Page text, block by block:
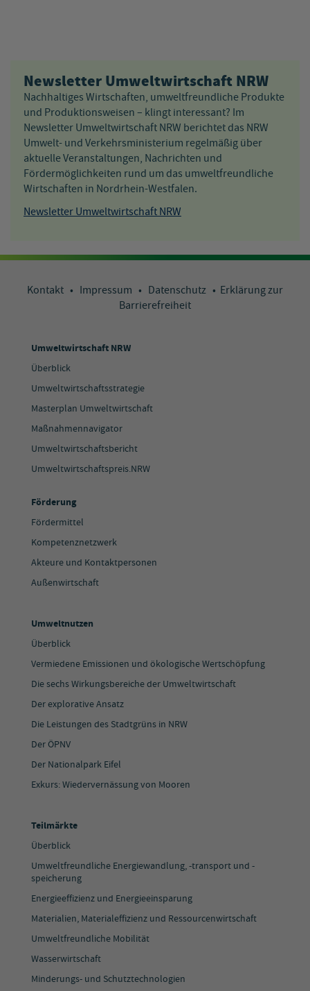
Newsletter Umweltwirtschaft NRW
Nachhaltiges Wirtschaften, umweltfreundliche Produkte
und Produktionsweisen – klingt interessant? Im
Newsletter Umweltwirtschaft NRW berichtet das NRW
Umwelt- und Verkehrsministerium regelmäßig über
aktuelle Veranstaltungen, Nachrichten und
Fördermöglichkeiten rund um das umweltfreundliche
Wirtschaften in Nordrhein-Westfalen.
Newsletter Umweltwirtschaft NRW
Kontakt • Impressum • Datenschutz • Erklärung zur
Barrierefreiheit
Umweltwirtschaft NRW
Überblick
Umweltwirtschaftsstrategie
Masterplan Umweltwirtschaft
Maßnahmennavigator
Umweltwirtschaftsbericht
Umweltwirtschaftspreis.NRW
Förderung
Fördermittel
Kompetenznetzwerk
Akteure und Kontaktpersonen
Außenwirtschaft
Umweltnutzen
Überblick
Vermiedene Emissionen und ökologische Wertschöpfung
Die sechs Wirkungsbereiche der Umweltwirtschaft
Der explorative Ansatz
Die Leistungen des Stadtgrüns in NRW
Der ÖPNV
Der Nationalpark Eifel
Exkurs: Wiedervernässung von Mooren
Teilmärkte
Überblick
Umweltfreundliche Energiewandlung, -transport und -
speicherung
Energieeffizienz und Energieeinsparung
Materialien, Materialeffizienz und Ressourcenwirtschaft
Umweltfreundliche Mobilität
Wasserwirtschaft
Minderungs- und Schutztechnologien